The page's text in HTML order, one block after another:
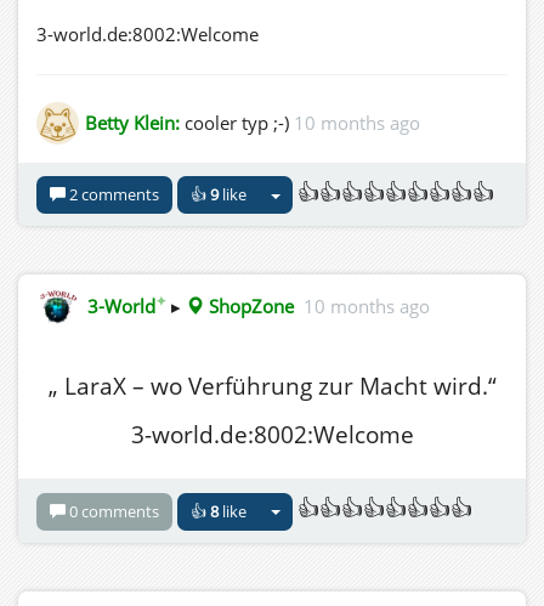
3-world.de:8002:Welcome
Betty Klein: cooler typ ;-) 10 months ago
2 comments 👍9like 👍👍👍👍👍👍👍👍👍
3-World✦ ▸ ShopZone 10 months ago
„ LaraX – wo Verführung zur Macht wird.“
3-world.de:8002:Welcome
0 comments 👍8like 👍👍👍👍👍👍👍👍